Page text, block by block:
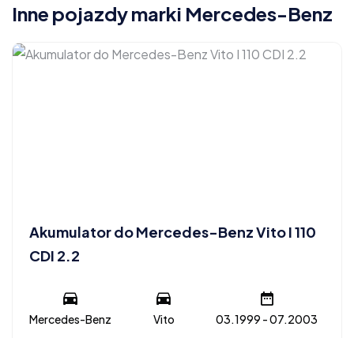
Inne pojazdy marki Mercedes-Benz
Akumulator do Mercedes-Benz Vito I 110
CDI 2.2
Mercedes-Benz Vito 03.1999 - 07.2003